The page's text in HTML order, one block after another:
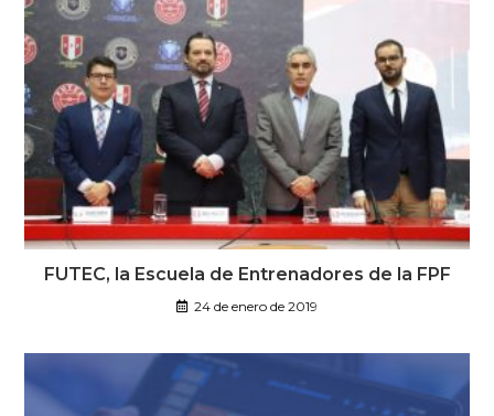
FUTEC, la Escuela de Entrenadores de la FPF
24 de enero de 2019